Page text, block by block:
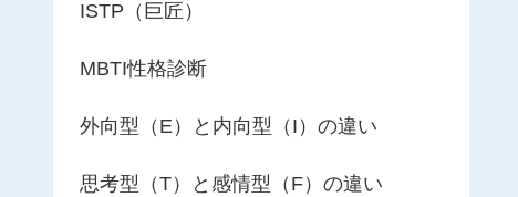
ISTP（巨匠）
MBTI性格診断
外向型（E）と内向型（I）の違い
思考型（T）と感情型（F）の違い